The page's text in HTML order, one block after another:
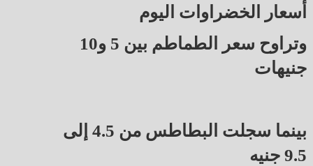
أسعار الخضراوات اليوم
وتراوح سعر الطماطم بين 5 و10
جنيهات
بينما سجلت البطاطس من 4.5 إلى
9.5 جنيه